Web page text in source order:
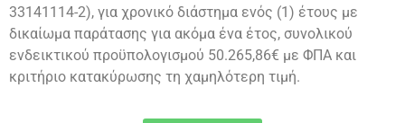
33141114-2), για χρονικό διάστημα ενός (1) έτους με
δικαίωμα παράτασης για ακόμα ένα έτος, συνολικού
ενδεικτικού προϋπολογισμού 50.265,86€ με ΦΠΑ και
κριτήριο κατακύρωσης τη χαμηλότερη τιμή.